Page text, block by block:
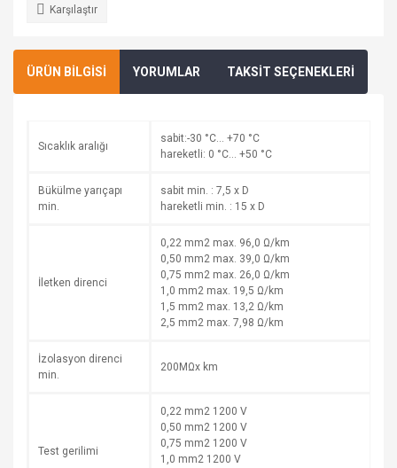
Karşılaştır
ÜRÜN BİLGİSİ YORUMLAR TAKSİT SEÇENEKLERİ
Sıcaklık aralığı
sabit:-30 °C… +70 °C
hareketli: 0 °C… +50 °C
Bükülme yarıçapı
min.
sabit min. : 7,5 x D
hareketli min. : 15 x D
İletken direnci
0,22 mm2 max. 96,0 Ω/km
0,50 mm2 max. 39,0 Ω/km
0,75 mm2 max. 26,0 Ω/km
1,0 mm2 max. 19,5 Ω/km
1,5 mm2 max. 13,2 Ω/km
2,5 mm2 max. 7,98 Ω/km
İzolasyon direnci
min.
200MΩx km
Test gerilimi
0,22 mm2 1200 V
0,50 mm2 1200 V
0,75 mm2 1200 V
1,0 mm2 1200 V